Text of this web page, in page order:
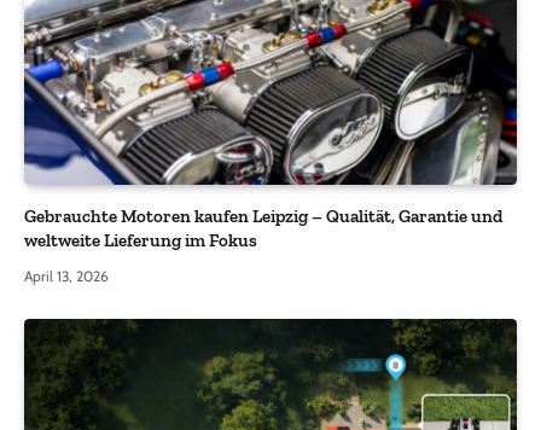
Gebrauchte Motoren kaufen Leipzig – Qualität, Garantie und
weltweite Lieferung im Fokus
April 13, 2026